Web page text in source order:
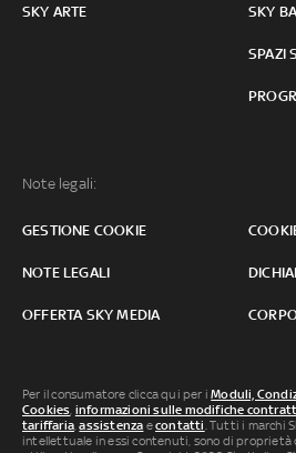
SKY ARTE SKY
SPAZI
Note legali:
GESTIONE COOKIE
NOTE LEGALI
OFFERTA SKY MEDIA
Per il consumatore clicca qui per iModuli,
Cookies informazioni sulle modifiche
tariffaria ,assistenza econtatti . Tutti i marchi
intellettuale in essi contenuti, sono di proprietà